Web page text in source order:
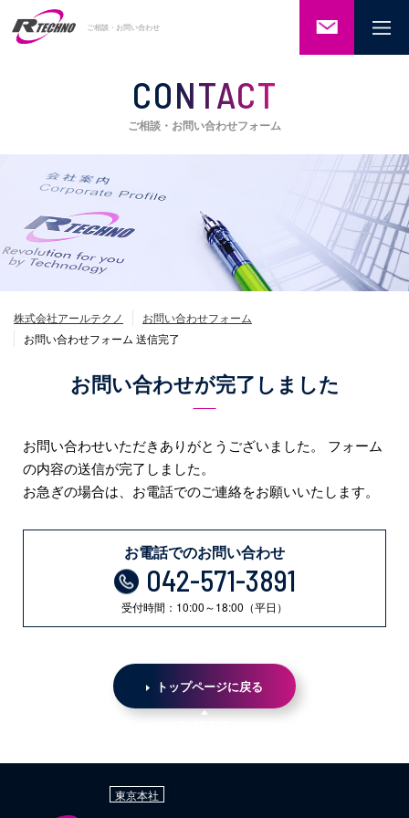
ご相談・お問い合わせ ご相談・
わせ
CONTACT
ご相談・お問い合わせフォーム
株式会社アールテクノ
お問い合わせフォーム
お問い合わせフォーム 送信完了
お問い合わせが完了しました
お問い合わせいただきありがとうございました。
フォーム
の内容の送信が完了しました。
お急ぎの場合は、お電話でのご連絡をお願いいたします。
お電話でのお問い合わせ
042-571-3891
受付時間：10:00～18:00（平日）
トップページに戻る
東京本社